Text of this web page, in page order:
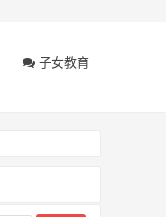
子女教育